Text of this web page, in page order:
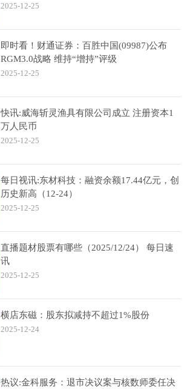
2025-12-25
即时看！财通证券：百胜中国(09987)公布
RGM3.0战略 维持“增持”评级
2025-12-25
快讯:威海斩灵渔具有限公司成立 注册资本1
万人民币
2025-12-25
每日视讯:东材科技：融资余额17.44亿元，创
历史新高（12-24）
2025-12-25
直播题材股票有哪些（2025/12/24） 每日速
讯
2025-12-25
横店东磁：股东拟减持不超过1%股份
2025-12-24
热议:金科服务：退市决议案与核数师委任决